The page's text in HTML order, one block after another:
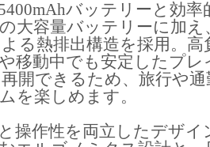
バッテリーと効率
大容量バッテリーに加
よる熱排出構造を採用。
移動中でも安定したプ
開できるため、旅行や
を楽しめます。
操作性を両立したデザイ